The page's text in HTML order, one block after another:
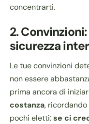
concentrarti.
2.
sicurezza
Le tue convinzioni
non essere
prima ancora di
costanza, ricordando
pochi eletti:se ci